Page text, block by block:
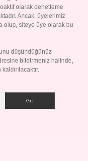
olarak denetleme
Ancak, üyelerimiz
olup, siteye üye olarak bu
düşündüğünüz
bildirmeniz halinde,